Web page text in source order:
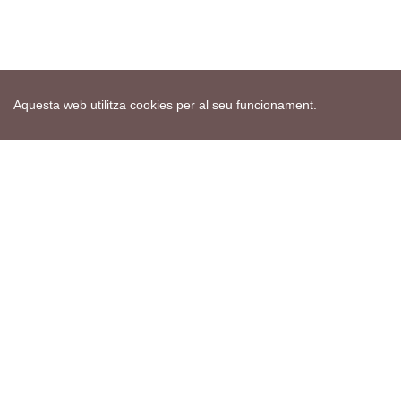
Aquesta web utilitza cookies per al seu funcionament.